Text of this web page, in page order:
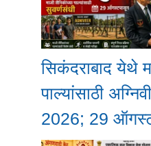
सिकंदराबाद येथे
पाल्यांसाठी
2026; 29